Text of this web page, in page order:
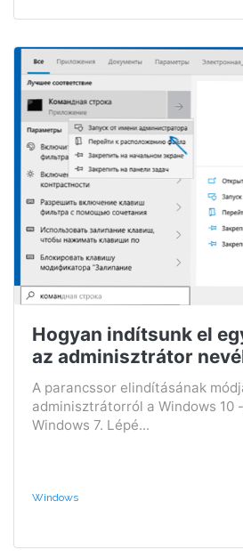
Hogyan indítsunk el
az adminisztrátor
A parancssor elindításának
adminisztrátorról a Windows 10
Windows 7. Lépé...
Windows